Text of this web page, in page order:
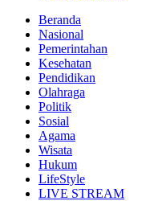
Beranda
Nasional
Pemerintahan
Kesehatan
Pendidikan
Olahraga
Politik
Sosial
Agama
Wisata
Hukum
LifeStyle
LIVE STREAM